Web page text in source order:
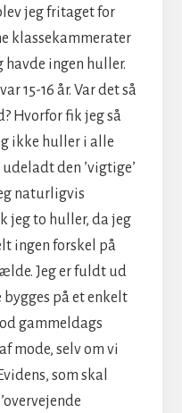
jeg fritaget for
klassekammerater
havde ingen huller.
15-16 år. Var det så
Hvorfor fik jeg så
ikke huller i alle
den ’vigtige’
naturligvis
jeg to huller, da jeg
ingen forskel på
Jeg er fuldt ud
på et enkelt
gammeldags
mode, selv om vi
som skal